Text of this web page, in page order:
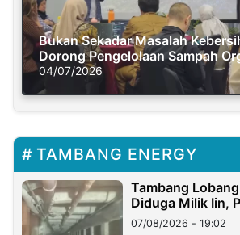
Bukan Sekadar Masalah
Dorong Pengelolaan Sampah
Solusi Krisis Iklim
04/07/2026
TAMBANG ENERGY
Tambang
Diduga Milik Iin,
07/08/2026 - 19:02